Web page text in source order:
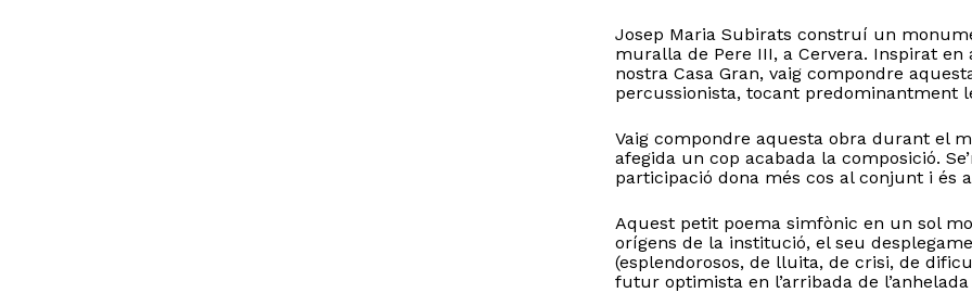
Josep Maria Subirats construí un
muralla de Pere III, a Cervera. Inspirat
nostra Casa Gran, vaig compondre
percussionista, tocant predominantment
Vaig compondre aquesta obra durant el
afegida un cop acabada la composició.
participació dona més cos al conjunt i és
Aquest petit poema simfònic en un sol
orígens de la institució, el seu
(esplendorosos, de lluita, de crisi, de
futur optimista en l’arribada de